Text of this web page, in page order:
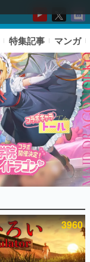
特集記事 マンガ
3960